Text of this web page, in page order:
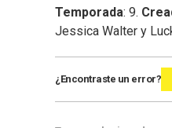
Temporada: 9.
Jessica Walter y
¿Encontraste un error?